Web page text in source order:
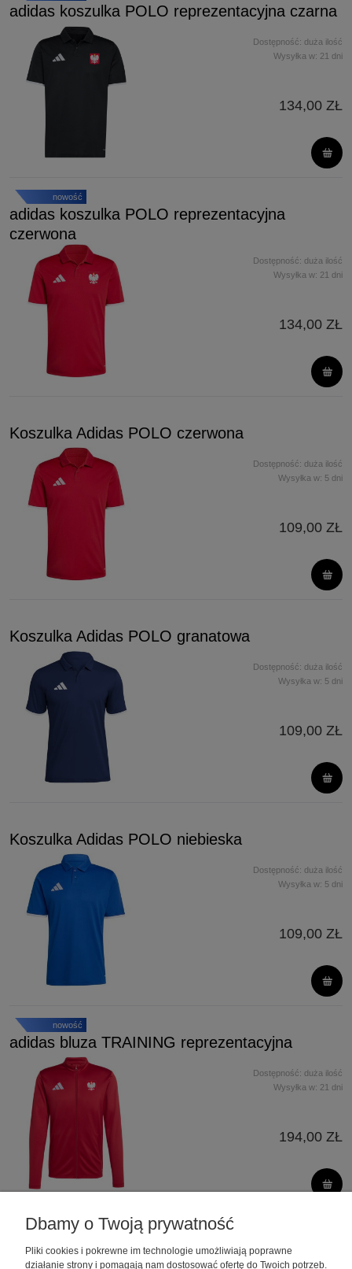
adidas koszulka POLO reprezentacyjna czarna
Dostępność: duża ilość
Wysyłka w: 21 dni
134,00 ZŁ
adidas koszulka POLO reprezentacyjna
czerwona
Dostępność: duża ilość
Wysyłka w: 21 dni
134,00 ZŁ
nowość
Koszulka Adidas POLO czerwona
Dostępność: duża ilość
Wysyłka w: 5 dni
109,00 ZŁ
Koszulka Adidas POLO granatowa
Dostępność: duża ilość
Wysyłka w: 5 dni
109,00 ZŁ
Koszulka Adidas POLO niebieska
Dostępność: duża ilość
Wysyłka w: 5 dni
109,00 ZŁ
adidas bluza TRAINING reprezentacyjna
Dostępność: duża ilość
Wysyłka w: 21 dni
194,00 ZŁ
nowość
2
Dbamy o Twoją prywatność
Pliki cookies i pokrewne im technologie umożliwiają poprawne
działanie strony i pomagają nam dostosować ofertę do Twoich potrzeb.